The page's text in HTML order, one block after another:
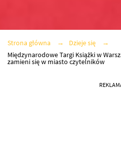
Strona główna
Dzieje się
Międzynarodowe Targi Książki w
zamieni się w miasto czytelników